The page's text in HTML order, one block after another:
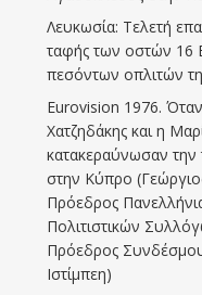
Λευκωσία: Τελετή
ταφής των οστών 16
πεσόντων οπλιτών
Eurovision 1976.
Χατζηδάκης και η
κατακεραύνωσαν την
στην Κύπρο
Πρόεδρος
Πολιτιστικών
Πρόεδρος
Ιστίμπεη)